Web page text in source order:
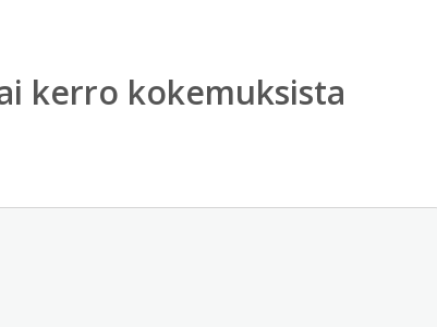
kerro kokemuksista